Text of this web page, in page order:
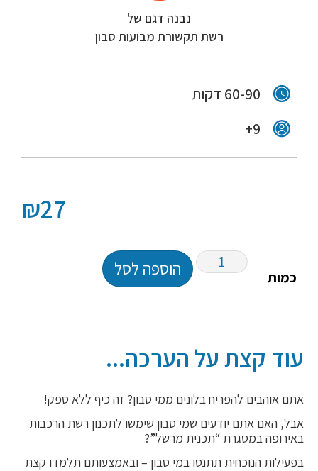
נבנה דגם של
רשת תקשורת מבועות סבון
60-90 דקות
9+
₪27
כמות הוספה לסל
עוד קצת על הערכה...
אתם אוהבים להפריח בלונים ממי סבון? זה כיף ללא ספק!
אבל, האם אתם יודעים שמי סבון שימשו לתכנון רשת הרכבות
באירופה במסגרת “תכנית מרשל”?
בפעילות הנוכחית תתנסו במי סבון – ובאמצעותם תלמדו קצת